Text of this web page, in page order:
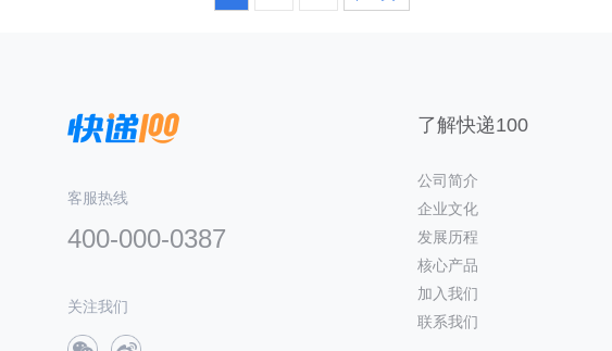
客服热线
400-000-0387
关注我们
了解快递100
公司简介
企业文化
发展历程
核心产品
加入我们
联系我们